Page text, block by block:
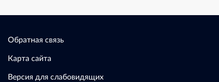
Обратная связь
Карта сайта
Версия для слабовидящих